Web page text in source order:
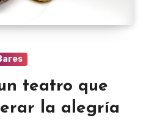
teatro que
la alegría